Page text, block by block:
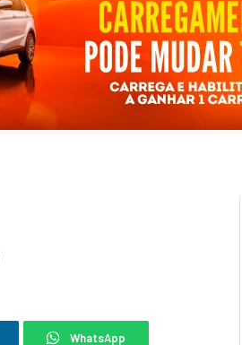
WhatsApp